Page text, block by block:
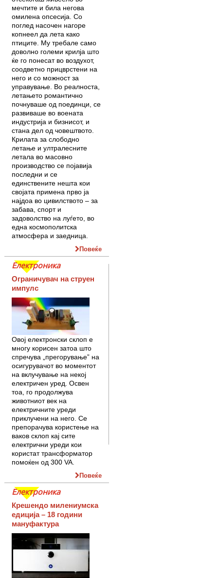
мечтите и била негова
омилена опсесија. Со
поглед насочен нагоре
копнеел да лета како
птиците. Му требале само
доволно големи крилја што
ќе го понесат во воздухот,
соодветно прицврстени на
него и со можност за
управување. Во реалноста,
летањето романтично
почнуваше од поединци, се
развиваше во воената
индустрија и бизнисот, и
стана дел од човештвото.
Крилата за слободно
летање и ултралесните
летала во масовно
производство се појавија
последни и се
единствените нешта кои
својата примена прво ја
најдоа во цивилството – за
забава, спорт и
задоволство на луѓето, во
една космополитска
атмосфера и заедница.
Повеќе
Електроника
Ограничувач на струен
импулс
Овој електронски склоп е
многу корисен затоа што
спречува „прегорување” на
осигурувачот во моментот
на вклучување на некој
електричен уред. Освен
тоа, го продолжува
животниот век на
електричните уреди
приклучени на него. Се
препорачува користење на
ваков склоп кај сите
електрични уреди кои
користат трансформатор
помоќен од 300 VA.
Повеќе
Електроника
Крешендо милениумска
едиција – 18 години
мануфактура